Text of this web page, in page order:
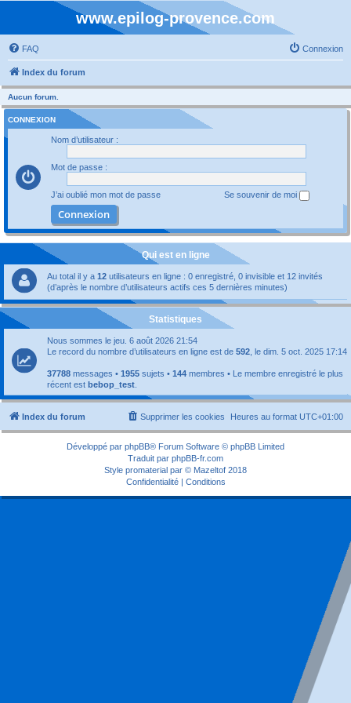
www.epilog-provence.com
FAQ Connexion
Index du forum
Aucun forum.
CONNEXION
Nom d’utilisateur :
Mot de passe :
J’ai oublié mon mot de passe Se souvenir de moi
Qui est en ligne
Au total il y a 12 utilisateurs en ligne : 0 enregistré, 0 invisible et 12 invités
(d’après le nombre d’utilisateurs actifs ces 5 dernières minutes)
Statistiques
Nous sommes le jeu. 6 août 2026 21:54
Le record du nombre d’utilisateurs en ligne est de 592 , le dim. 5 oct. 2025 17:14
37788 messages • 1955 sujets • 144 membres • Le membre enregistré le plus
récent est bebop_test
Index du forum Heures au format UTC+01:00
Supprimer les cookies
Développé par phpBB® Forum Software © phpBB Limited
Traduit par phpBB-fr.com
Style promaterial par © Mazeltof 2018
Confidentialité| Conditions